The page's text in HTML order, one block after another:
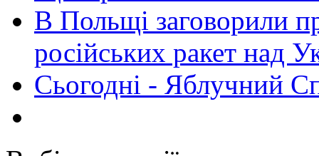
В Польщі заговорили
російських ракет над
Сьогодні - Яблучний